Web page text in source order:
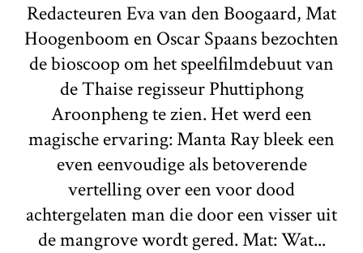
Redacteuren Eva van den Boogaard, Mat
Hoogenboom en Oscar Spaans bezochten
de bioscoop om het speelfilmdebuut van
de Thaise regisseur Phuttiphong
Aroonpheng te zien. Het werd een
magische ervaring: Manta Ray bleek een
even eenvoudige als betoverende
vertelling over een voor dood
achtergelaten man die door een visser uit
de mangrove wordt gered. Mat: Wat...